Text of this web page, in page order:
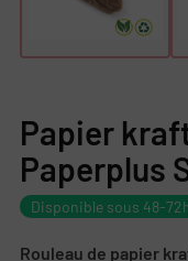
Papier
Paperplus
Disponible sous 48-
Rouleau de papier